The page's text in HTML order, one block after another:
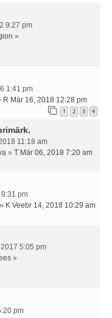
9:27 pm
»
1:41 pm
R Mär 16, 2018 12:28 pm
1 2 3 4
11:18 am
» T Mär 06, 2018 7:20 am
pm
» K Veebr 14, 2018 10:29 am
5:05 pm
»
pm